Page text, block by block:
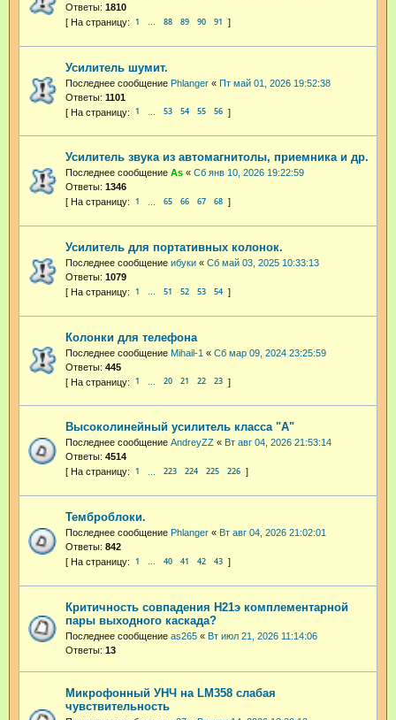
Ответы: 1810
1 … 88 89 90 91
Усилитель шумит.
Последнее сообщение Phlanger « Пт май 01, 2026 19:52:38
Ответы: 1101
1 53 54 55 56
Усилитель звука из автомагнитолы, приемника и др.
Последнее сообщение As « Сб янв 10, 2026 19:22:59
Ответы: 1346
1 65 66 67 68
Усилитель для портативных колонок.
Последнее сообщение ибуки « Сб май 03, 2025 10:33:13
Ответы: 1079
1 … 51 52 53 54
Колонки для телефона
Последнее сообщение Mihail-1 « Сб мар 09, 2024 23:25:59
Ответы: 445
1 20 21 22 23
Высоколинейный усилитель класса "А"
Последнее сообщение AndreyZZ « Вт авг 04, 2026 21:53:14
Ответы: 4514
1 223 224 225 226
Темброблоки.
Последнее сообщение Phlanger « Вт авг 04, 2026 21:02:01
Ответы: 842
1 … 40 41 42 43
Критичность совпадения H21э комплементарной
пары выходного каскада?
Последнее сообщение as265 « Вт июл 21, 2026 11:14:06
Ответы: 13
Микрофонный УНЧ на LM358 слабая
чувствительность